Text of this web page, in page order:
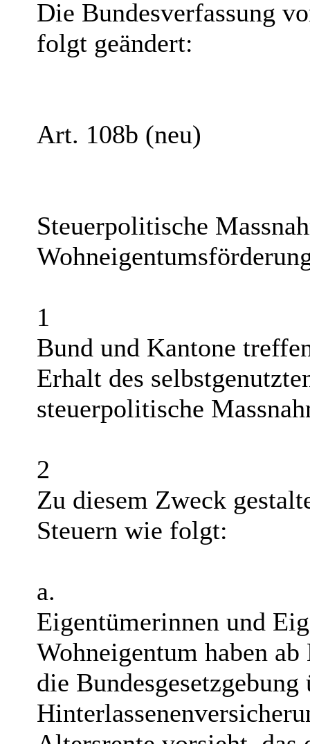
Die Bundesverfassung
folgt geändert:
Art. 108b (neu)
Steuerpolitische
1
Bund und Kantone
Erhalt des
steuerpolitische
2
Zu diesem Zweck
Steuern wie folgt:
a.
Eigentümerinnen und
Wohneigentum haben
die